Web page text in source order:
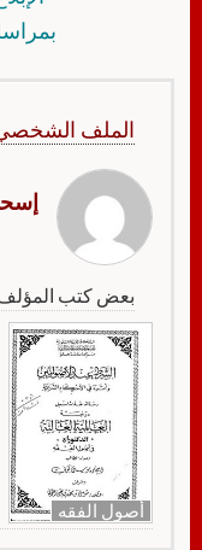
الملف
بعض كتب
أصول الفقه